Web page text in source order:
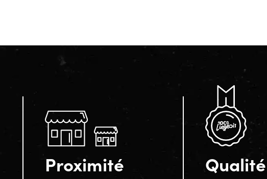
Proximité Qualité